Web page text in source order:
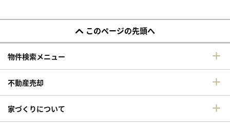
このページの先頭へ
物件検索メニュー
不動産売却
家づくりについて